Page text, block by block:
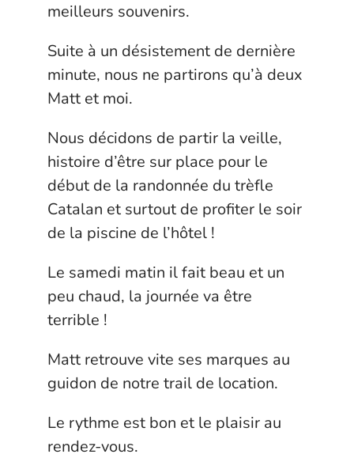
meilleurs souvenirs.
Suite à un désistement de dernière
minute, nous ne partirons qu’à deux
Matt et moi.
Nous décidons de partir la veille,
histoire d’être sur place pour le
début de la randonnée du trèfle
Catalan et surtout de profiter le soir
de la piscine de l’hôtel !
Le samedi matin il fait beau et un
peu chaud, la journée va être
terrible !
Matt retrouve vite ses marques au
guidon de notre trail de location.
Le rythme est bon et le plaisir au
rendez-vous.